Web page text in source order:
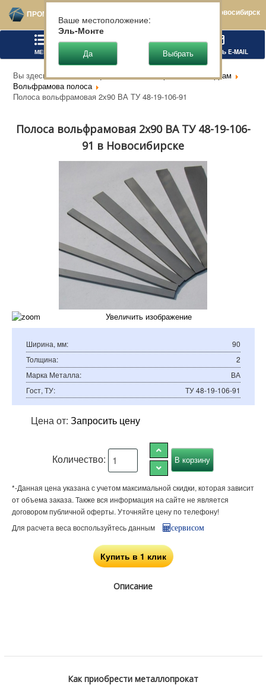
ПРОМТЕХСТАЛЬ Новосибирск
МЕНЮ НАПИСАТЬ E-MAIL
Вы здесь: Главная Цветной металлопрокат
Вольфрам
Вольфрамова полоса
Полоса вольфрамовая 2х90 ВА ТУ 48-19-106-91
Полоса вольфрамовая 2х90 ВА ТУ 48-19-106-
91 в Новосибирске
Увеличить изображение
Ширина, мм:
90
Толщина:
2
Марка Металла:
ВА
Гост, ТУ: ТУ 48-19-106-91
Цена от: Запросить цену
Количество:
*-Данная цена указана с учетом максимальной скидки, которая зависит
от объема заказа. Также вся информация на сайте не является
договором публичной оферты. Уточняйте цену по телефону!
Для расчета веса воспользуйтесь данным
сервисом
Купить в 1 клик
Описание
Как приобрести металлопрокат
Ваше местоположение:
Эль-Монте